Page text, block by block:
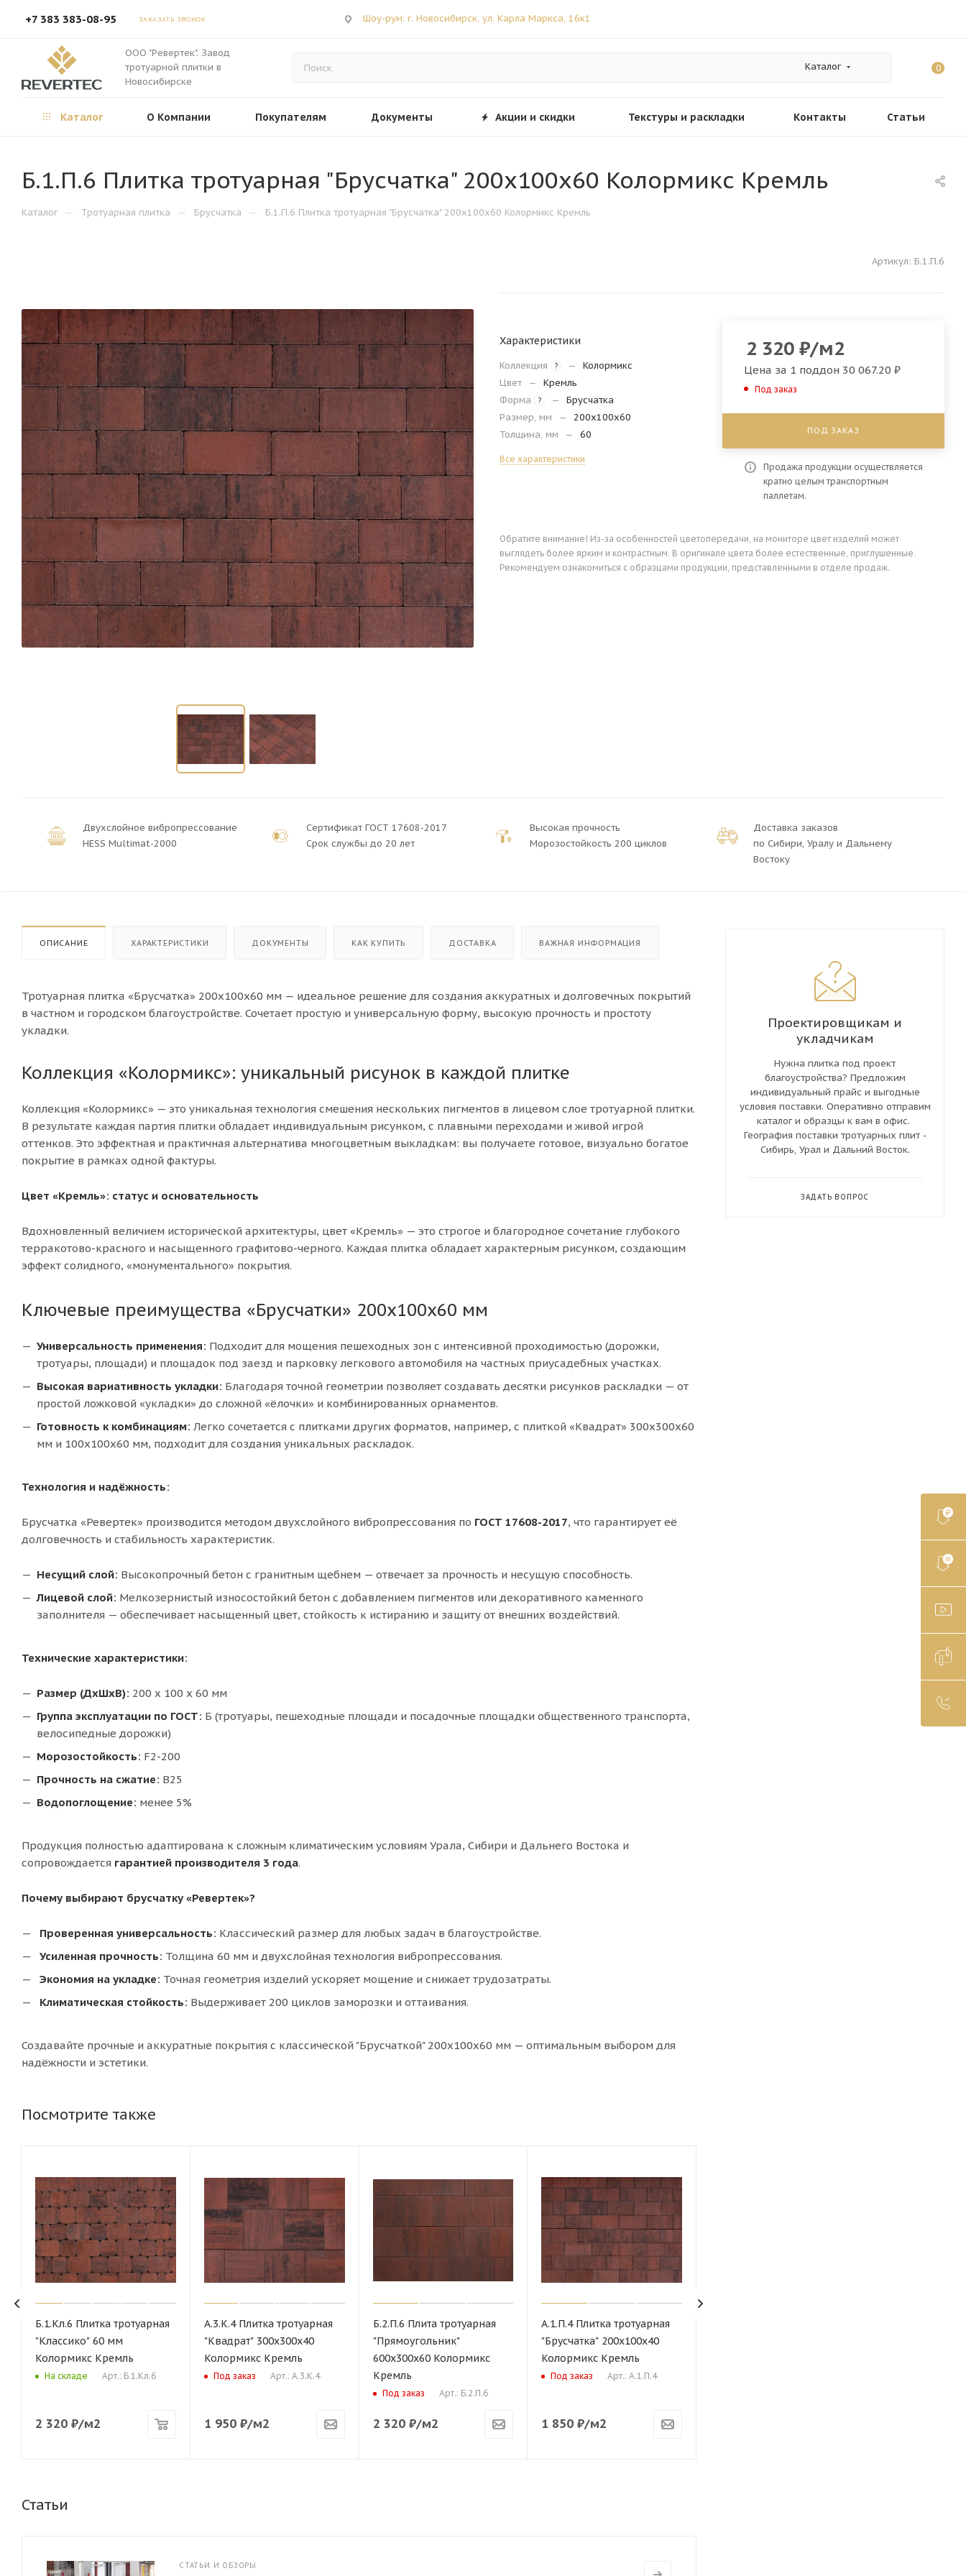
+7 383 383-08-95 ЗАКАЗАТЬ ЗВОНОК Шоу-рум: г. Новосибирск, ул. Карла Маркса, 16к1
ООО "Ревертек". Завод
тротуарной плитки в
Новосибирске
Каталог 0
Каталог О Компании Покупателям Документы Акции и скидки Текстуры и раскладки Контакты Статьи
Б.1.П.6 Плитка тротуарная "Брусчатка" 200х100х60 Колормикс Кремль
Каталог — Тротуарная плитка — Брусчатка — Б.1.П.6 Плитка тротуарная "Брусчатка" 200х100х60 Колормикс Кремль
Артикул: Б.1.П.6
Характеристики
Коллекция ? —
Колормикс
Цвет
—
Кремль
Форма
? —
Брусчатка
Размер, мм
—
200х100х60
Толщина, мм
— 60
Все характеристики
2 320₽/м2
Цена за 1 поддон 30 067.20 ₽
Под заказ
ПОД ЗАКАЗ
Продажа продукции осуществляется
кратно целым транспортным
паллетам.
Обратите внимание! Из-за особенностей цветопередачи, на мониторе цвет изделий может
выглядеть более ярким и контрастным. В оригинале цвета более естественные, приглушенные.
Рекомендуем ознакомиться с образцами продукции, представленными в отделе продаж.
Двухслойное вибропрессование
HESS Multimat-2000
Сертификат ГОСТ 17608-2017
Срок службы до 20 лет
Высокая прочность
Морозостойкость 200 циклов
Доставка заказов
по Сибири, Уралу и Дальнему
Востоку
ОПИСАНИЕ ХАРАКТЕРИСТИКИ ДОКУМЕНТЫ КАК КУПИТЬ ДОСТАВКА ВАЖНАЯ ИНФОРМАЦИЯ
Тротуарная плитка «Брусчатка» 200х100х60 мм — идеальное решение для создания аккуратных и долговечных покрытий
в частном и городском благоустройстве. Сочетает простую и универсальную форму, высокую прочность и простоту
укладки.
Коллекция «Колормикс»: уникальный рисунок в каждой плитке
Коллекция «Колормикс» — это уникальная технология смешения нескольких пигментов в лицевом слое тротуарной плитки.
В результате каждая партия плитки обладает индивидуальным рисунком, с плавными переходами и живой игрой
оттенков. Это эффектная и практичная альтернатива многоцветным выкладкам: вы получаете готовое, визуально богатое
покрытие в рамках одной фактуры.
Цвет «Кремль»: статус и основательность
Вдохновленный величием исторической архитектуры, цвет «Кремль» — это строгое и благородное сочетание глубокого
терракотово-красного и насыщенного графитово-черного. Каждая плитка обладает характерным рисунком, создающим
эффект солидного, «монументального» покрытия.
Ключевые преимущества «Брусчатки» 200х100х60 мм
Универсальность применения: Подходит для мощения пешеходных зон с интенсивной проходимостью (дорожки,
тротуары, площади) и площадок под заезд и парковку легкового автомобиля на частных приусадебных участках.
Высокая вариативность укладки: Благодаря точной геометрии позволяет создавать десятки рисунков раскладки — от
простой ложковой «укладки» до сложной «ёлочки» и комбинированных орнаментов.
Готовность к комбинациям: Легко сочетается с плитками других форматов, например, с плиткой «Квадрат» 300х300х60
мм и 100х100х60 мм, подходит для создания уникальных раскладок.
Технология и надёжность:
Брусчатка «Ревертек» производится методом двухслойного вибропрессования по ГОСТ 17608-2017, что гарантирует её
долговечность и стабильность характеристик.
Несущий слой: Высокопрочный бетон с гранитным щебнем — отвечает за прочность и несущую способность.
Лицевой слой: Мелкозернистый износостойкий бетон с добавлением пигментов или декоративного каменного
заполнителя — обеспечивает насыщенный цвет, стойкость к истиранию и защиту от внешних воздействий.
Технические характеристики:
Размер (ДхШхВ): 200 x 100 x 60 мм
Группа эксплуатации по ГОСТ: Б (тротуары, пешеходные площади и посадочные площадки общественного транспорта,
велосипедные дорожки)
Морозостойкость: F2-200
Прочность на сжатие: В25
Водопоглощение: менее 5%
Продукция полностью адаптирована к сложным климатическим условиям Урала, Сибири и Дальнего Востока и
сопровождается гарантией производителя 3 года.
Почему выбирают брусчатку «Ревертек»?
Проверенная универсальность: Классический размер для любых задач в благоустройстве.
Усиленная прочность: Толщина 60 мм и двухслойная технология вибропрессования.
Экономия на укладке: Точная геометрия изделий ускоряет мощение и снижает трудозатраты.
Климатическая стойкость: Выдерживает 200 циклов заморозки и оттаивания.
Создавайте прочные и аккуратные покрытия с классической "Брусчаткой" 200х100х60 мм — оптимальным выбором для
надёжности и эстетики.
Посмотрите также
Б.1.Кл.6 Плитка тротуарная
"Классико" 60 мм
Колормикс Кремль
На складе Арт.: Б.1.Кл.6
2 320 ₽/м2
А.3.К.4 Плитка тротуарная
"Квадрат" 300х300х40
Колормикс Кремль
Под заказ Арт.: А.3.К.4
1 950₽/м2
Б.2.П.6 Плита тротуарная
"Прямоугольник"
600х300х60 Колормикс
Кремль
Под заказ Арт.: Б.2.П.6
2 320₽/м2
А.1.П.4 Плитка тротуарная
"Брусчатка" 200х100х40
Колормикс Кремль
Под заказ Арт.: А.1.П.4
1 850 ₽/м2
Статьи
СТАТЬИ И ОБЗОРЫ
Проектировщикам и
укладчикам
Нужна плитка под проект
благоустройства? Предложим
индивидуальный прайс и выгодные
условия поставки. Оперативно отправим
каталог и образцы к вам в офис.
География поставки тротуарных плит -
Сибирь, Урал и Дальний Восток.
ЗАДАТЬ ВОПРОС